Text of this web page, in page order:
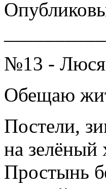
№13 -
Обещаю
Постели,
на
Простынь